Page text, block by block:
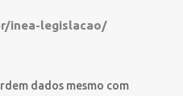
inea-legislacao/
dados mesmo com